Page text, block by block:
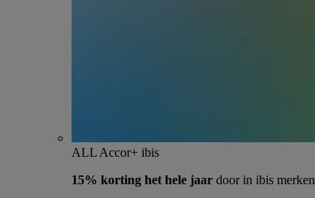
ALL Accor+ ibis
15% korting het hele jaar door in ibis merken